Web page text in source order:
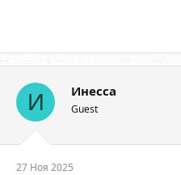
И Инесса
Guest
27 Ноя 2025